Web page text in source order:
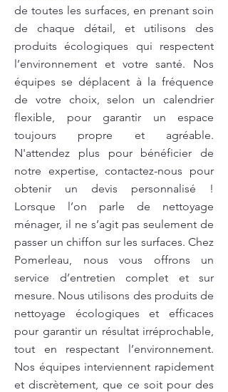
de toutes les surfaces, en prenant soin
de chaque détail, et utilisons des
produits écologiques qui respectent
l’environnement et votre santé. Nos
équipes se déplacent à la fréquence
de votre choix, selon un calendrier
flexible, pour garantir un espace
toujours propre et agréable.
N'attendez plus pour bénéficier de
notre expertise, contactez-nous pour
obtenir un devis personnalisé !
Lorsque l’on parle de nettoyage
ménager, il ne s’agit pas seulement de
passer un chiffon sur les surfaces. Chez
Pomerleau, nous vous offrons un
service d’entretien complet et sur
mesure. Nous utilisons des produits de
nettoyage écologiques et efficaces
pour garantir un résultat irréprochable,
tout en respectant l’environnement.
Nos équipes interviennent rapidement
et discrètement, que ce soit pour des